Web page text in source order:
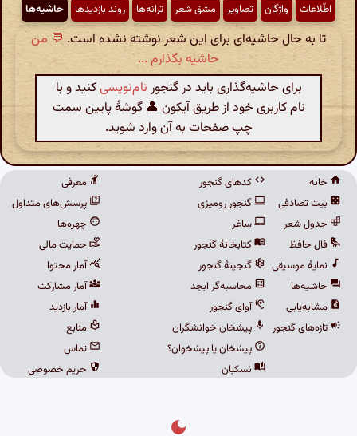
اطّلاعات واژگان تصاویر مشق شعر ترانه‌ها روند بازدیدها حاشیه‌ها
تا به حال حاشیه‌ای برای این شعر نوشته نشده است. 💬 من
حاشیه بگذارم ...
برای حاشیه‌گذاری باید در گنجور نام‌نویسیکنید و با
نام کاربری خود از طریق آیکون 👤 گوشهٔ پایین سمت
چپ صفحات به آن وارد شوید.
خانه
بیت تصادفی
جدول شعر
فال حافظ
نمایهٔ موسیقی
حاشیه‌ها
مشابه‌یابی
تازه‌های گنجور
کدهای گنجور
گنجور رومیزی
ساغر
کتابخانهٔ گنجور
گنجینهٔ گنجور
محاسبه‌گر ابجد
آوای گنجور
پیشخان خوانشگران
پیشخان یا پیشخوان؟
نسکبان
معرفی
پرسش‌های متداول
چهره‌ها
حمایت مالی
آمار محتوا
آمار مشارکت
آمار بازدید
منابع
تماس
حریم خصوصی